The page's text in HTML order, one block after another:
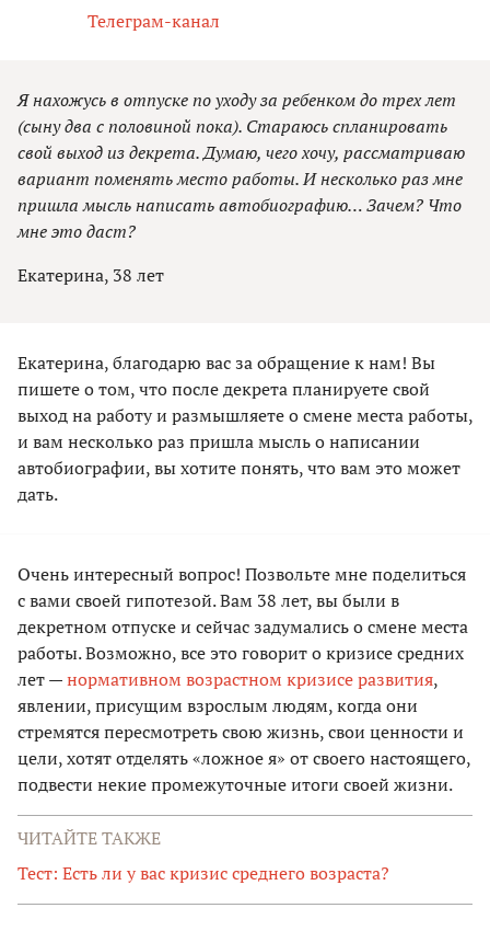
Телеграм-канал
Я нахожусь в отпуске по уходу за ребенком до трех лет
(сыну два с половиной пока). Стараюсь спланировать
свой выход из декрета. Думаю, чего хочу, рассматриваю
вариант поменять место работы. И несколько раз мне
пришла мысль написать автобиографию… Зачем? Что
мне это даст?
Екатерина, 38 лет
Екатерина, благодарю вас за обращение к нам! Вы
пишете о том, что после декрета планируете свой
выход на работу и размышляете о смене места работы,
и вам несколько раз пришла мысль о написании
автобиографии, вы хотите понять, что вам это может
дать.
Очень интересный вопрос! Позвольте мне поделиться
с вами своей гипотезой. Вам 38 лет, вы были в
декретном отпуске и сейчас задумались о смене места
работы. Возможно, все это говорит о кризисе средних
лет —нормативном возрастном кризисе развития,
явлении, присущим взрослым людям, когда они
стремятся пересмотреть свою жизнь, свои ценности и
цели, хотят отделять «ложное я» от своего настоящего,
подвести некие промежуточные итоги своей жизни.
ЧИТАЙТЕ ТАКЖЕ
Тест: Есть ли у вас кризис среднего возраста?